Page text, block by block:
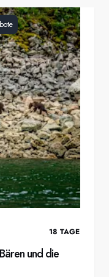
18 TAGE
und die